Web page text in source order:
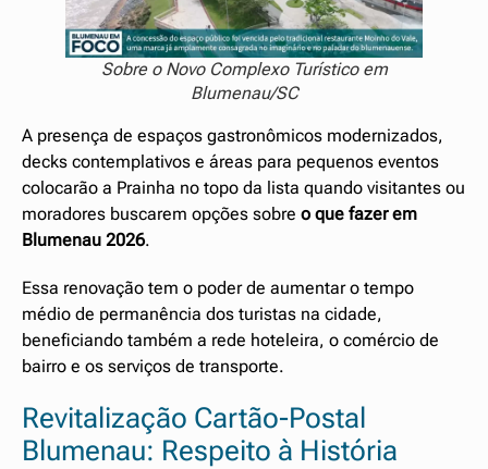
Sobre o Novo Complexo Turístico em
Blumenau/SC
A presença de espaços gastronômicos modernizados,
decks contemplativos e áreas para pequenos eventos
colocarão a Prainha no topo da lista quando visitantes ou
moradores buscarem opções sobre o que fazer em
Blumenau 2026.
Essa renovação tem o poder de aumentar o tempo
médio de permanência dos turistas na cidade,
beneficiando também a rede hoteleira, o comércio de
bairro e os serviços de transporte.
Revitalização Cartão-Postal
Blumenau: Respeito à História